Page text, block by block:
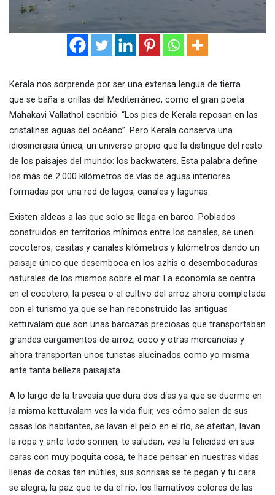
Kerala nos sorprende por ser una extensa lengua de tierra
que se baña a orillas del Mediterráneo, como el gran poeta
Mahakavi Vallathol escribió: “Los pies de Kerala reposan en las
cristalinas aguas del océano”. Pero Kerala conserva una
idiosincrasia única, un universo propio que la distingue del resto
de los paisajes del mundo: los backwaters. Esta palabra define
los más de 2.000 kilómetros de vías de aguas interiores
formadas por una red de lagos, canales y lagunas.
Existen aldeas a las que solo se llega en barco. Poblados
construidos en territorios mínimos entre los canales, se unen
cocoteros, casitas y canales kilómetros y kilómetros dando un
paisaje único que desemboca en los azhis o desembocaduras
naturales de los mismos sobre el mar. La economía se centra
en el cocotero, la pesca o el cultivo del arroz ahora completada
con el turismo ya que se han reconstruido las antiguas
kettuvalam que son unas barcazas preciosas que transportaban
grandes cargamentos de arroz, coco y otras mercancías y
ahora transportan unos turistas alucinados como yo misma
ante tanta belleza paisajista.
A lo largo de la travesía que dura dos días ya que se duerme en
la misma kettuvalam ves la vida fluir, ves cómo salen de sus
casas los habitantes, se lavan el pelo en el río, se afeitan, lavan
la ropa y ante todo sonrien, te saludan, ves la felicidad en sus
caras con muy poquita cosa, te hace pensar en nuestras vidas
llenas de cosas tan inútiles, sus sonrisas se te pegan y tu cara
se alegra, la paz que te da el río, los llamativos colores de las